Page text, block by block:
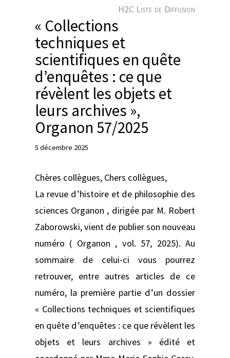
r
H2C Liste de Diffusion
« Collections
techniques et
scientifiques en quête
d’enquêtes : ce que
révèlent les objets et
leurs archives »,
Organon 57/2025
5 décembre 2025
Chères collègues, Chers collègues,
La revue d’histoire et de philosophie des
sciences Organon , dirigée par M. Robert
Zaborowski, vient de publier son nouveau
numéro ( Organon , vol. 57, 2025). Au
sommaire de celui-ci vous pourrez
retrouver, entre autres articles de ce
numéro, la première partie d’un dossier
« Collections techniques et scientifiques
en quête d’enquêtes : ce que révèlent les
objets et leurs archives » édité et